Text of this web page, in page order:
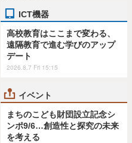
ICT機器
高校教育はここまで変わる、
遠隔教育で進む学びのアップ
デート
2026.8.7 Fri 15:15
イベント
まちのこども財団設立記念シ
ンポ9/6…創造性と探究の未来
を考える